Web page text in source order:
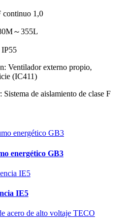
continuo 1,0
～355L
IP55
Ventilador externo propio,
(IC411)
de aislamiento de clase F
energético GB3
IE5